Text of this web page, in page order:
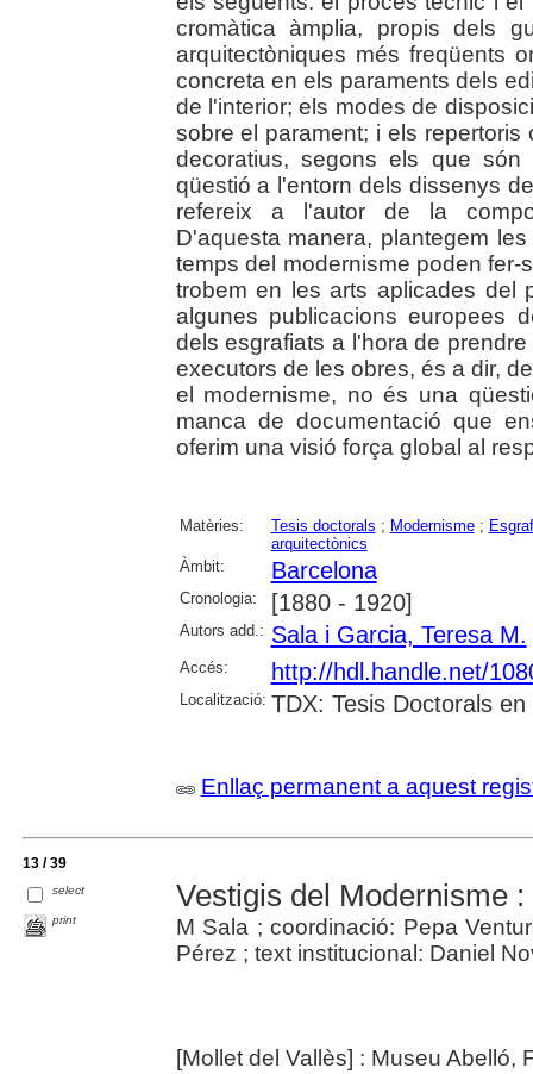
cromàtica àmplia, propis dels
arquitectòniques més freqüents
concreta en els paraments dels
de l'interior; els modes de
sobre el parament; i els
decoratius, segons els que
qüestió a l'entorn dels dissenys
refereix a l'autor de la
D'aquesta manera, plantegem
temps del modernisme poden
trobem en les arts aplicades del
algunes publicacions europees
dels esgrafiats a l'hora de
executors de les obres, és a dir,
el modernisme, no és una
manca de documentació que
oferim una visió força global al
Matèries: Tesis doctorals ; Modernisme;
arquitectònics
Àmbit:
Barcelona
Cronologia: [1880 - 1920]
Autors add.: Sala i Garcia, Teresa M.
Accés: http://hdl.handle.net/
Localització: TDX: Tesis Doctorals
Enllaç permanent a aquest
13 / 39
select
print
Vestigis del Modernisme
M Sala ; coordinació: Pepa
Pérez ; text institucional: Daniel
[Mollet del Vallès] : Museu Abelló,